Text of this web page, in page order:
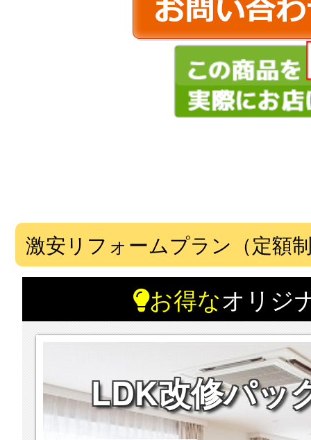
激安リフォームプラン（定額
お得なオリジ
LDK改修パッ